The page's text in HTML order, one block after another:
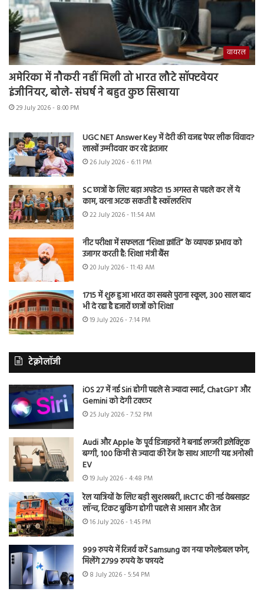
वायरल
अमेरिका में नौकरी नहीं मिली तो भारत लौटे सॉफ्टवेयर
इंजीनियर, बोले- संघर्ष ने बहुत कुछ सिखाया
29 July 2026 - 8:00 PM
UGC NET Answer Key में देरी की वजह पेपर लीक विवाद?
लाखों उम्मीदवार कर रहे इंतजार
26 July 2026 - 6:11 PM
SC छात्रों के लिए बड़ा अपडेट! 15 अगस्त से पहले कर लें ये
काम, वरना अटक सकती है स्कॉलरशिप
22 July 2026 - 11:54 AM
नीट परीक्षा में सफलता “शिक्षा क्रांति” के व्यापक प्रभाव को
उजागर करती है: शिक्षा मंत्री बैंस
20 July 2026 - 11:43 AM
1715 में शुरू हुआ भारत का सबसे पुराना स्कूल, 300 साल बाद
भी दे रहा है हजारों छात्रों को शिक्षा
19 July 2026 - 7:14 PM
टेक्नोलॉजी
iOS 27 में नई Siri होगी पहले से ज्यादा स्मार्ट, ChatGPT और
Gemini को देगी टक्कर
25 July 2026 - 7:52 PM
Audi और Apple के पूर्व डिजाइनरों ने बनाई लग्जरी इलेक्ट्रिक
बग्गी, 100 किमी से ज्यादा की रेंज के साथ आएगी यह अनोखी
EV
19 July 2026 - 4:48 PM
रेल यात्रियों के लिए बड़ी खुशखबरी, IRCTC की नई वेबसाइट
लॉन्च, टिकट बुकिंग होगी पहले से आसान और तेज
16 July 2026 - 1:45 PM
999 रुपये में रिजर्व करें Samsung का नया फोल्डेबल फोन,
मिलेंगे 2799 रुपये के फायदे
8 July 2026 - 5:54 PM